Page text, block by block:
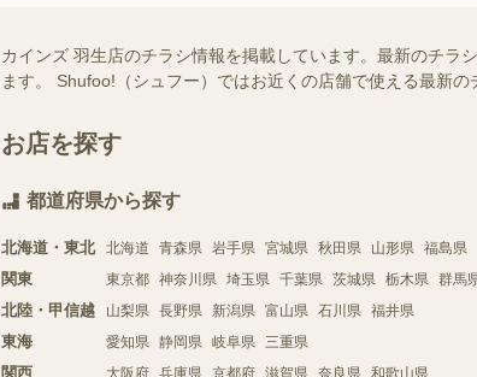
カインズ 羽生店のチラシ情報を掲載しています。最新のチラ
ます。 Shufoo!（シュフー）ではお近くの店舗で使える最新
お店を探す
都道府県から探す
北海道・東北 北海道 青森県 岩手県 宮城県 秋田県 山形県 福島県
関東 東京都 神奈川県 埼玉県 千葉県 茨城県 栃木県 群馬
北陸・甲信越 山梨県 長野県 新潟県 富山県 石川県 福井県
東海 愛知県 静岡県 岐阜県 三重県
関西 大阪府 兵庫県 京都府 滋賀県 奈良県 和歌山県